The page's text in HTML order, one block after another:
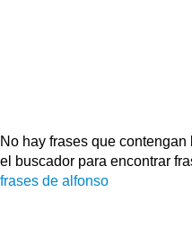
No hay frases que contengan
el buscador para encontrar
frases de alfonso